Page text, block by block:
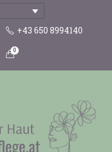
+43 650 8994140
0